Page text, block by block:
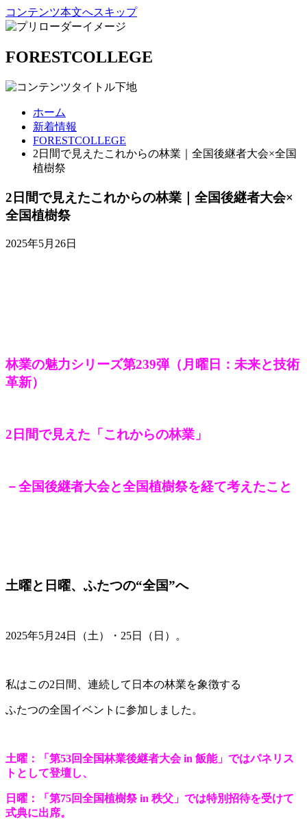
コンテンツ本文へスキップ
FORESTCOLLEGE
ホーム
新着情報
FORESTCOLLEGE
2日間で見えたこれからの林業｜全国後継者大会×全国
植樹祭
2日間で見えたこれからの林業｜全国後継者大会×
全国植樹祭
2025年5月26日
林業の魅力シリーズ第239弾（月曜日：未来と技術
革新）
2日間で見えた「これからの林業」
－全国後継者大会と全国植樹祭を経て考えたこと
土曜と日曜、ふたつの“全国”へ
2025年5月24日（土）・25日（日）。
私はこの2日間、連続して日本の林業を象徴する
ふたつの全国イベントに参加しました。
土曜：「第53回全国林業後継者大会 in 飯能」ではパネリス
トとして登壇し、
日曜：「第75回全国植樹祭 in 秩父」では特別招待を受けて
式典に出席。